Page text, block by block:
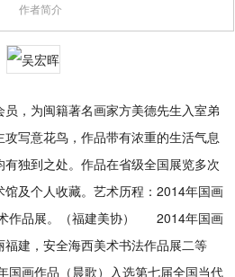
作者简介
，为闽籍著名画家方美德先生入室弟
写意花鸟，作品带有浓重的生活气息
独到之处。作品在省级全国展览多次
及个人收藏。艺术历程：2014年国画
作品展。（福建美协） 2014年国画
建，安全海西美术书法作品展二等
画作品（晨歌）入选第七届全国当代